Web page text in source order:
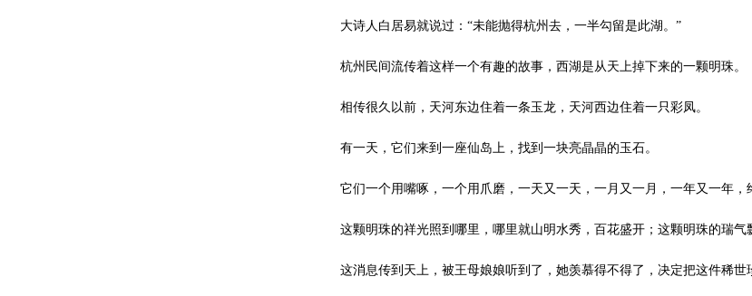
大诗人白居易就说过：“未能抛得杭州去，一半勾留是此湖。”
杭州民间流传着这样一个有趣的故事，西湖是从天上掉下来的一颗明珠。
相传很久以前，天河东边住着一条玉龙，天河西边住着一只彩凤。
有一天，它们来到一座仙岛上，找到一块亮晶晶的玉石。
它们一个用嘴啄，一个用爪磨，一天又一天，一月又一月，一年又一年，
这颗明珠的祥光照到哪里，哪里就山明水秀，百花盛开；这颗明珠的瑞气
这消息传到天上，被王母娘娘听到了，她羡慕得不得了，决定把这件稀世